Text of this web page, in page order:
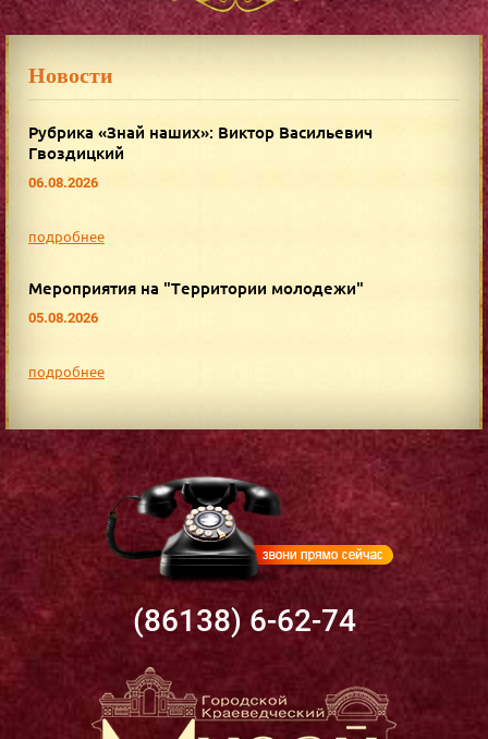
Новости
Рубрика «Знай наших»: Виктор Васильевич
Гвоздицкий
06.08.2026
подробнее
Мероприятия на "Территории молодежи"
05.08.2026
подробнее
(86138) 6-62-74